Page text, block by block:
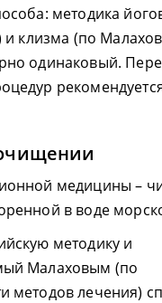
методика
и клизма (по
одинаковый.
медицины –
в воде
методику и
Малаховым (по
методов лечения)